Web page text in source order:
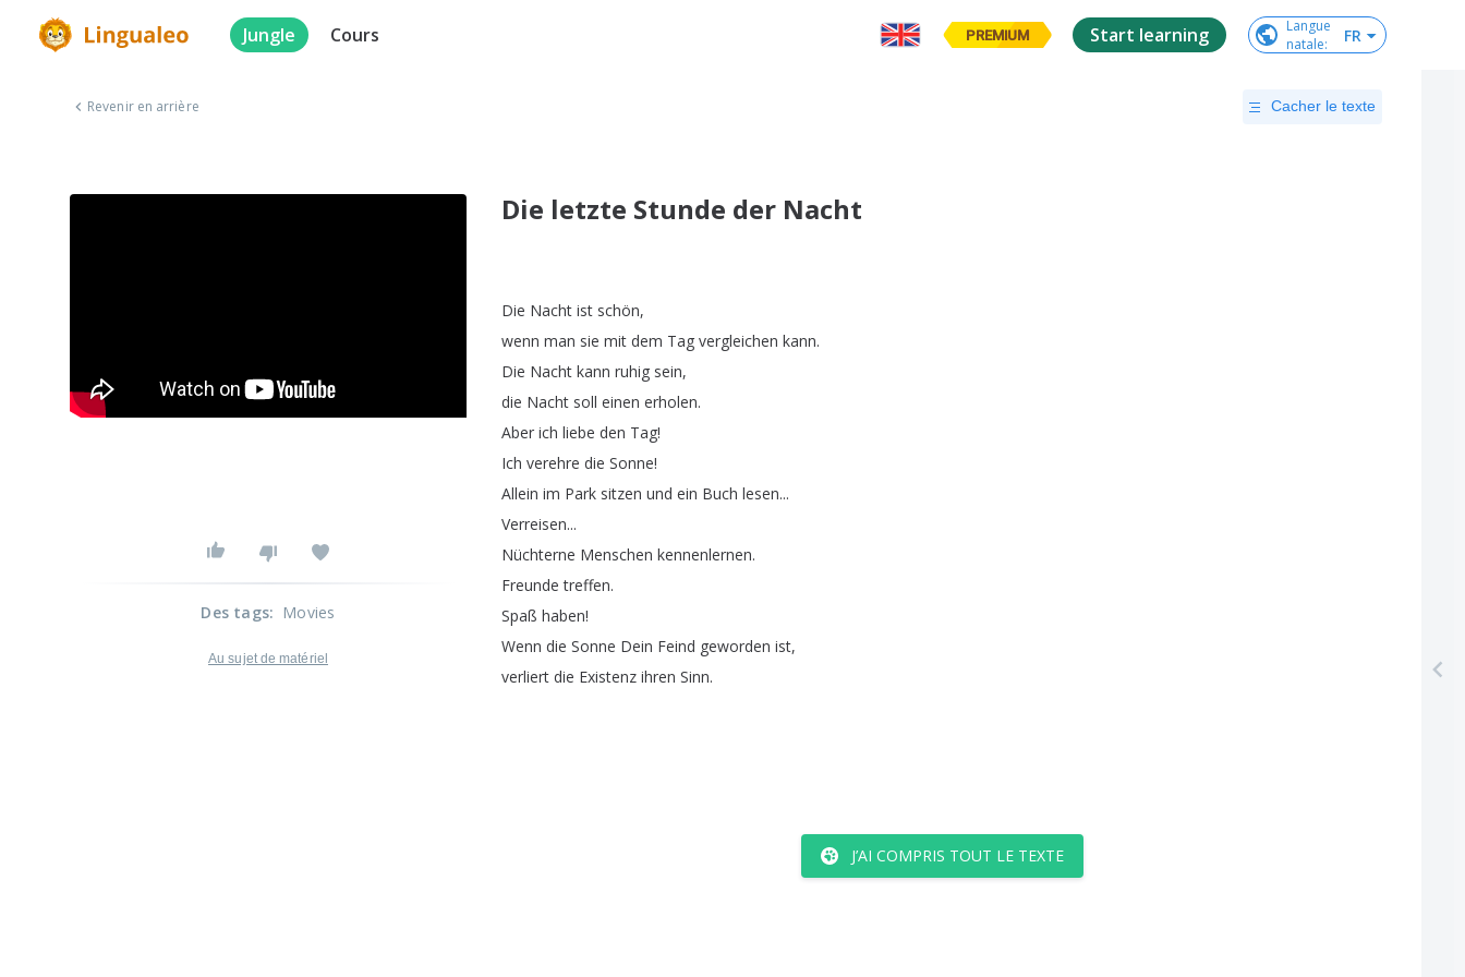
Jungle Cours PREMIUM Start learning
Langue
natale: FR
Revenir en arrière Cacher le texte
Die letzte Stunde der Nacht
Die Nacht ist schön,
wenn man sie mit dem Tag vergleichen kann.
Die Nacht kann ruhig sein,
die Nacht soll einen erholen.
Aber ich liebe den Tag!
Ich verehre die Sonne!
Allein im Park sitzen und ein Buch lesen...
Verreisen...
Nüchterne Menschen kennenlernen.
Freunde treffen.
Spaß haben!
Wenn die Sonne Dein Feind geworden ist,
verliert die Existenz ihren Sinn.
J’AI COMPRIS TOUT LE TEXTE
Des tags: Movies
Au sujet de matériel